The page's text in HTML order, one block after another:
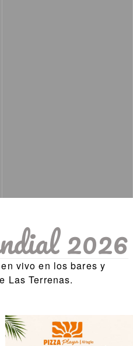
2026
vivo en los bares y
Las Terrenas.